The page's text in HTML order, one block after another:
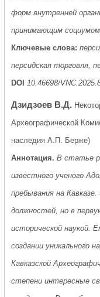
форм внутренней
принимающим социумом.
Ключевые слова:
персидская торговля,
DOI
10.46698/
Дзидзоев В.Д.
Археографической
наследия А.П. Берже)
Аннотация. В статье
известного ученого
пребывания на
должностей, но в
исторической наукой.
создании уникального
Кавказской
степени интересные